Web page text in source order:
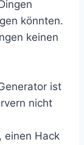
könnten.
keinen
ist
nicht
einen Hack